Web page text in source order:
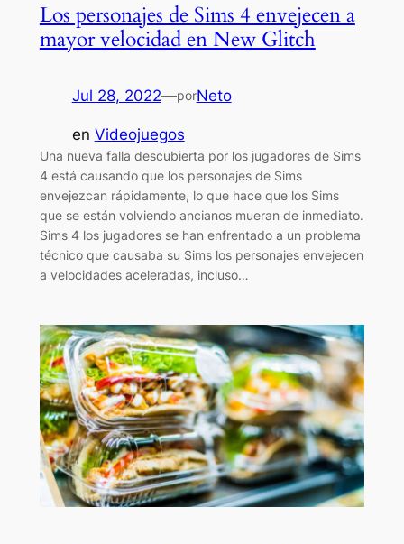
Los personajes de Sims 4 envejecen a
mayor velocidad en New Glitch
Jul 28, 2022—porNeto
en Videojuegos
Una nueva falla descubierta por los jugadores de Sims
4 está causando que los personajes de Sims
envejezcan rápidamente, lo que hace que los Sims
que se están volviendo ancianos mueran de inmediato.
Sims 4 los jugadores se han enfrentado a un problema
técnico que causaba su Sims los personajes envejecen
a velocidades aceleradas, incluso…